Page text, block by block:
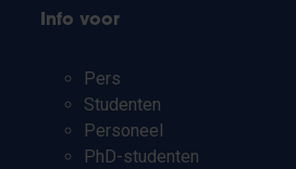
Info voor
Pers
Studenten
Personeel
PhD-studenten